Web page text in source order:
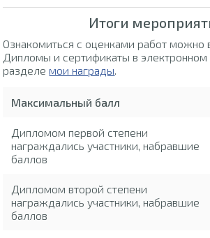
Итоги
Ознакомиться с оценками работ можно
Дипломы и сертификаты в электронном
разделемои награды.
Максимальный балл
Дипломом первой степени
награждались участники, набравшие
баллов
Дипломом второй степени
награждались участники, набравшие
баллов